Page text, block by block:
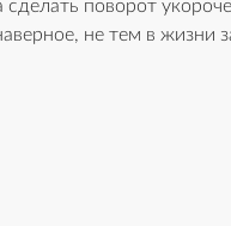
поворот
не тем в жизни